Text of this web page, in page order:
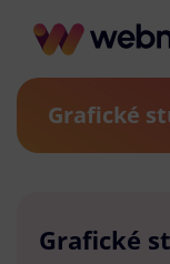
Grafické
Grafické